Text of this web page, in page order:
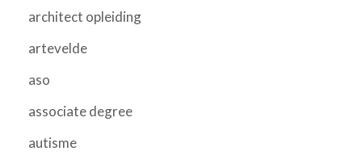
architect opleiding
artevelde
aso
associate degree
autisme